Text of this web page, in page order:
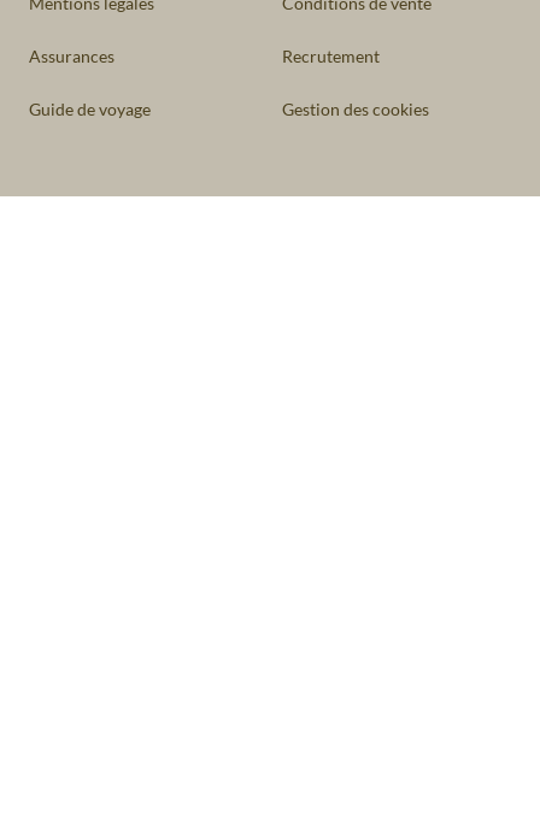
Assurances Recrutement
Guide de voyage Gestion des cookies